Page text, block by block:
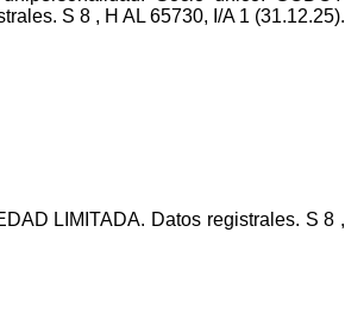
S 8 , H AL 65730, I/A 1 (31.12.25).
LIMITADA. Datos registrales. S 8 ,